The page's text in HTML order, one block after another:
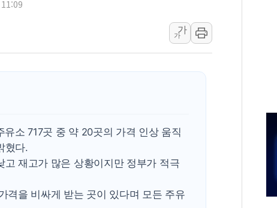
1순위보다 낮은 특별공급 경쟁률… 실수요
컴투스 '제우스: 오만의 신' 26일 출시, 유저
KDB생명 본입찰 3파전…한화·흥국·한투
가
가
소 717곳 중 약 20곳의 가격 인상 움직
혔다.
재고가 많은 상황이지만 정부가 적극
격을 비싸게 받는 곳이 있다며 모든 주유